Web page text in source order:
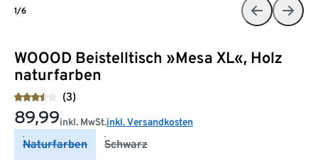
WOOOD Beistelltisch »Mesa XL«, Holz
naturfarben
(3)
89,99inkl. MwSt.inkl. Versandkosten
Naturfarben Schwarz
1/6